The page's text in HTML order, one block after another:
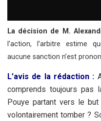
La décision de M.
l’action, l’arbitre estime
aucune sanction n’est
L’avis de la rédaction :
comprends toujours pas
Pouye partant vers le
volontairement tomber ?